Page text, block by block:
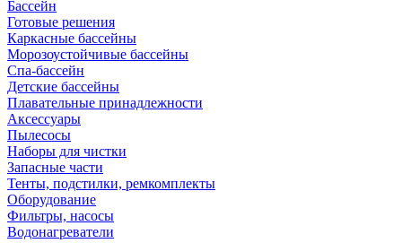
Бассейн
Готовые решения
Каркасные бассейны
Морозоустойчивые бассейны
Спа-бассейн
Детские бассейны
Плавательные принадлежности
Аксессуары
Пылесосы
Наборы для чистки
Запасные части
Тенты, подстилки, ремкомплекты
Оборудование
Фильтры, насосы
Водонагреватели